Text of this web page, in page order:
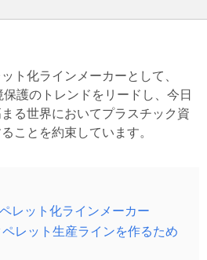
ト化ラインメーカーとして、
護のトレンドをリードし、今日
る世界においてプラスチック資
ことを約束しています。
レット化ラインメーカー
レット生産ラインを作るため